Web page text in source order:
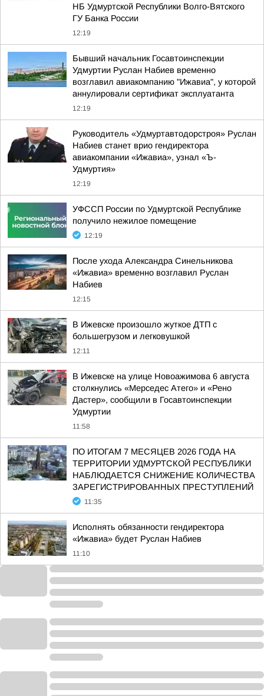
НБ Удмуртской Республики Волго-Вятского
ГУ Банка России
12:19
Бывший начальник Госавтоинспекции
Удмуртии Руслан Набиев временно
возглавил авиакомпанию "Ижавиа", у которой
аннулировали сертификат эксплуатанта
12:19
Руководитель «Удмуртавтодорстроя» Руслан
Набиев станет врио гендиректора
авиакомпании «Ижавиа», узнал «Ъ-
Удмуртия»
12:19
УФССП России по Удмуртской Республике
получило нежилое помещение
12:19
После ухода Александра Синельникова
«Ижавиа» временно возглавил Руслан
Набиев
12:15
В Ижевске произошло жуткое ДТП с
большегрузом и легковушкой
12:11
В Ижевске на улице Новоажимова 6 августа
столкнулись «Мерседес Атего» и «Рено
Дастер», сообщили в Госавтоинспекции
Удмуртии
11:58
ПО ИТОГАМ 7 МЕСЯЦЕВ 2026 ГОДА НА
ТЕРРИТОРИИ УДМУРТСКОЙ РЕСПУБЛИКИ
НАБЛЮДАЕТСЯ СНИЖЕНИЕ КОЛИЧЕСТВА
ЗАРЕГИСТРИРОВАННЫХ ПРЕСТУПЛЕНИЙ
11:35
Исполнять обязанности гендиректора
«Ижавиа» будет Руслан Набиев
11:10